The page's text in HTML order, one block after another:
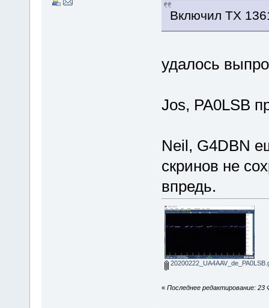
Включил ТХ
удалось
Jos, PA0LSB
Neil, G4DBN
скринов не
впредь.
« Последнее редактирование: 23